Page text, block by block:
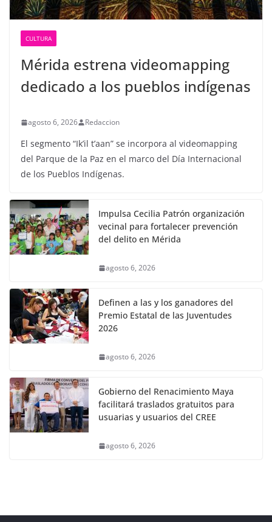
CULTURA
Mérida estrena videomapping
dedicado a los pueblos indígenas
agosto 6, 2026 Redaccion
El segmento “Ik’il t’aan” se incorpora al videomapping
del Parque de la Paz en el marco del Día Internacional
de los Pueblos Indígenas.
Impulsa Cecilia Patrón organización
vecinal para fortalecer prevención
del delito en Mérida
agosto 6, 2026
Definen a las y los ganadores del
Premio Estatal de las Juventudes
2026
agosto 6, 2026
Gobierno del Renacimiento Maya
facilitará traslados gratuitos para
usuarias y usuarios del CREE
agosto 6, 2026